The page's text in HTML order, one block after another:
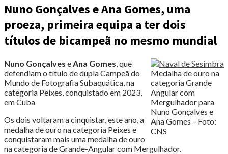
Nuno Gonçalves e Ana Gomes, uma
proeza, primeira equipa a ter dois
títulos de bicampeã no mesmo mundial
Medalha de ouro na
categoria Grande
Angular com
Mergulhador para
Nuno Gonçalves e
Ana Gomes – Foto:
CNS
Nuno Gonçalves eAna Gomes, que
defendiam o título de dupla Campeã do
Mundo de Fotografia Subaquática, na
categoria Peixes, conquistado em 2023,
em Cuba
Os dois voltaram a cinquistar, este ano, a
medalha de ouro na categoria Peixes e
conquistaram mais uma medalha de ouro
na categoria de Grande-Angular com Mergulhador.